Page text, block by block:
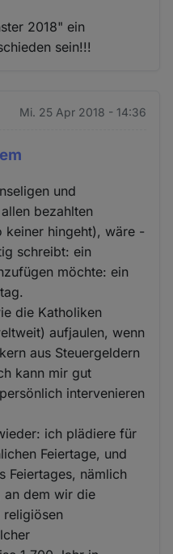
2018" ein
sein!!!
Mi. 25 Apr 2018 - 14:36
und
bezahlten
keiner hingeht), wäre -
schreibt: ein
möchte: ein
die Katholiken
aufjaulen, wenn
aus Steuergeldern
kann mir gut
intervenieren
ich plädiere für
Feiertage, und
Feiertages, nämlich
an dem wir die